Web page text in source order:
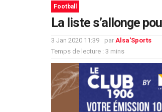
Football
La liste s’allonge
3 Jan 2020 11:39 par Alsa'Sports
Temps de lecture : 3 mins